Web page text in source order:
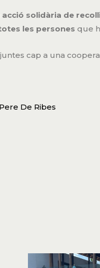
acció solidària de
les persones que
cap a una
De Ribes